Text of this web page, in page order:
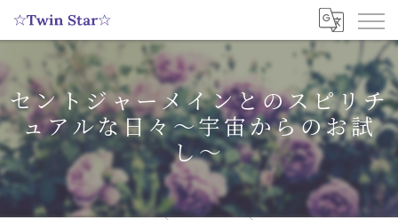
セントジャーメインとのスピリチ
ュアルな日々〜宇宙からのお試
し〜